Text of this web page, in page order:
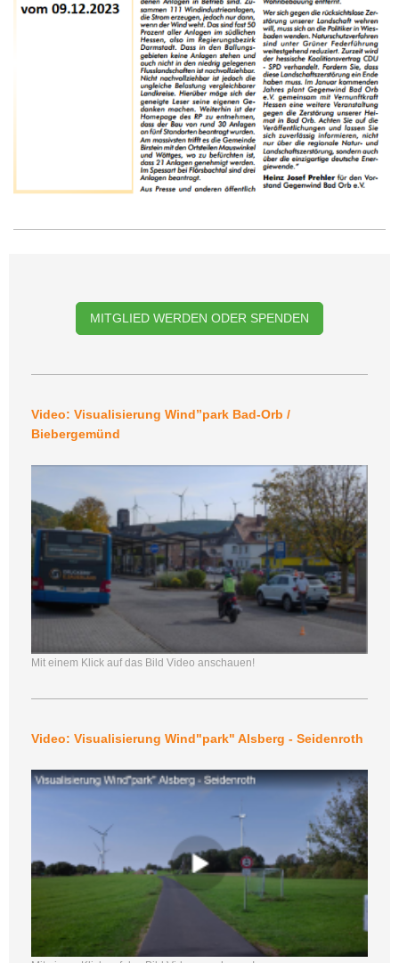
MITGLIED WERDEN ODER SPENDEN
Video: Visualisierung Wind”park Bad-Orb /
Biebergemünd
Mit einem Klick auf das Bild Video anschauen!
Video: Visualisierung Wind"park" Alsberg - Seidenroth